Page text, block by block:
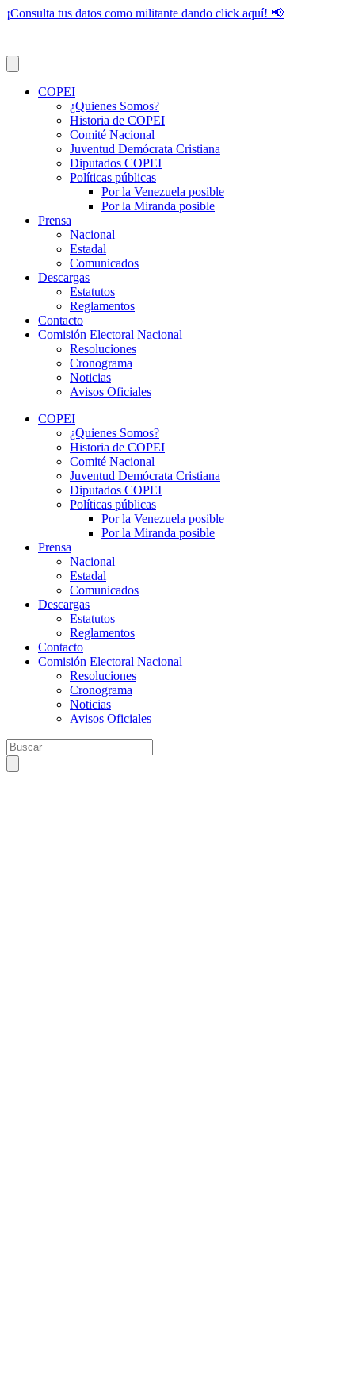
¡Consulta tus datos como militante dando click aquí! 📢
COPEI
¿Quienes Somos?
Historia de COPEI
Comité Nacional
Juventud Demócrata Cristiana
Diputados COPEI
Políticas públicas
Por la Venezuela posible
Por la Miranda posible
Prensa
Nacional
Estadal
Comunicados
Descargas
Estatutos
Reglamentos
Contacto
Comisión Electoral Nacional
Resoluciones
Cronograma
Noticias
Avisos Oficiales
COPEI
¿Quienes Somos?
Historia de COPEI
Comité Nacional
Juventud Demócrata Cristiana
Diputados COPEI
Políticas públicas
Por la Venezuela posible
Por la Miranda posible
Prensa
Nacional
Estadal
Comunicados
Descargas
Estatutos
Reglamentos
Contacto
Comisión Electoral Nacional
Resoluciones
Cronograma
Noticias
Avisos Oficiales